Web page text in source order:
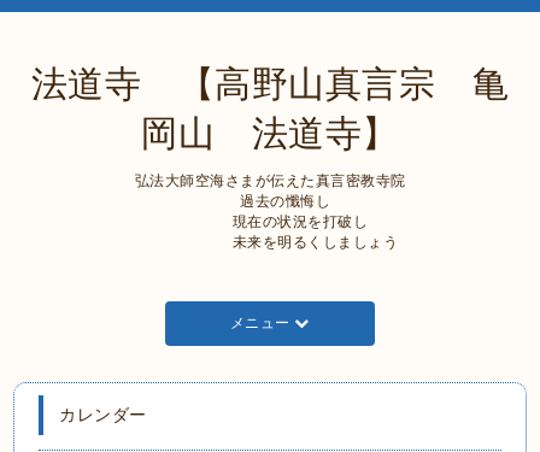
法道寺 【高野山真言宗 亀
岡山 法道寺】
弘法大師空海さまが伝えた真言密教寺院
過去の懺悔し
現在の状況を打破し
未来を明るくしましょう
メニュー
カレンダー